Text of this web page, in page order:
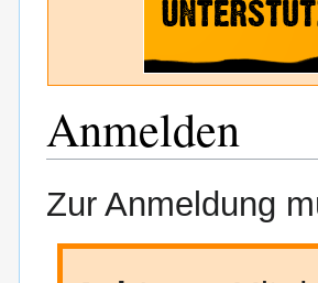
Anmelden
Navigation
Suche
Zur Anmeldung